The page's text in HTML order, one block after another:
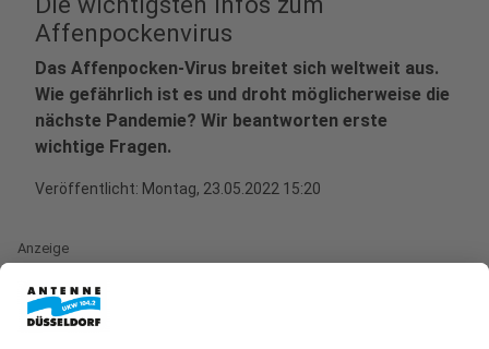
Affenpockenvirus
Das Affenpocken-Virus breitet sich weltweit aus.
Wie gefährlich ist es und droht möglicherweise die
nächste Pandemie? Wir beantworten erste
wichtige Fragen.
Veröffentlicht: Montag, 23.05.2022 15:20
Anzeige